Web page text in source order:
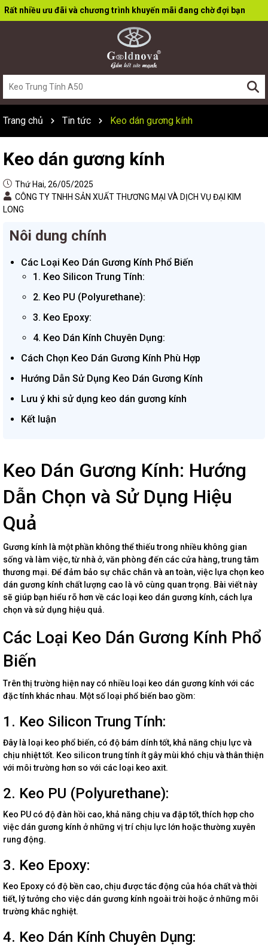
Rất nhiều ưu đãi và chương trình khuyến mãi đang chờ đợi bạn
Trang chủ Tin tức Keo dán gương kính
Keo dán gương kính
Thứ Hai, 26/05/2025
CÔNG TY TNHH SẢN XUẤT THƯƠNG MẠI VÀ DỊCH VỤ ĐẠI KIM
LONG
Nôi dung chính
Các Loại Keo Dán Gương Kính Phổ Biến
1. Keo Silicon Trung Tính:
2. Keo PU (Polyurethane):
3. Keo Epoxy:
4. Keo Dán Kính Chuyên Dụng:
Cách Chọn Keo Dán Gương Kính Phù Hợp
Hướng Dẫn Sử Dụng Keo Dán Gương Kính
Lưu ý khi sử dụng keo dán gương kính
Kết luận
Keo Dán Gương Kính: Hướng
Dẫn Chọn và Sử Dụng Hiệu
Quả
Gương kính là một phần không thể thiếu trong nhiều không gian
sống và làm việc, từ nhà ở, văn phòng đến các cửa hàng, trung tâm
thương mại. Để đảm bảo sự chắc chắn và an toàn, việc lựa chọn keo
dán gương kính chất lượng cao là vô cùng quan trọng. Bài viết này
sẽ giúp bạn hiểu rõ hơn về các loại keo dán gương kính, cách lựa
chọn và sử dụng hiệu quả.
Các Loại Keo Dán Gương Kính Phổ
Biến
Trên thị trường hiện nay có nhiều loại keo dán gương kính với các
đặc tính khác nhau. Một số loại phổ biến bao gồm:
1. Keo Silicon Trung Tính:
Đây là loại keo phổ biến, có độ bám dính tốt, khả năng chịu lực và
chịu nhiệt tốt. Keo silicon trung tính ít gây mùi khó chịu và thân thiện
với môi trường hơn so với các loại keo axit.
2. Keo PU (Polyurethane):
Keo PU có độ đàn hồi cao, khả năng chịu va đập tốt, thích hợp cho
việc dán gương kính ở những vị trí chịu lực lớn hoặc thường xuyên
rung động.
3. Keo Epoxy:
Keo Epoxy có độ bền cao, chịu được tác động của hóa chất và thời
tiết, lý tưởng cho việc dán gương kính ngoài trời hoặc ở những môi
trường khắc nghiệt.
4. Keo Dán Kính Chuyên Dụng: